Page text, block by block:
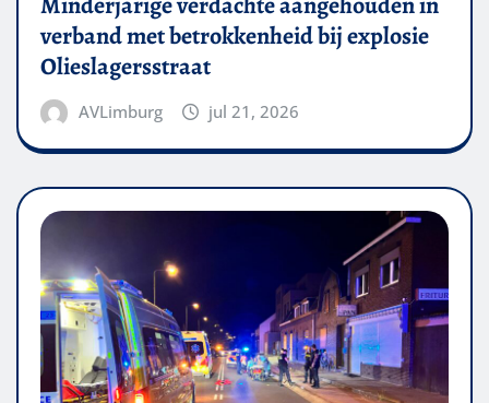
verband met betrokkenheid bij explosie
Olieslagersstraat
AVLimburg jul 21, 2026